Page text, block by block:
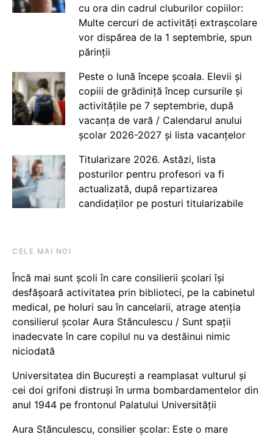
cu ora din cadrul cluburilor copiilor:
Multe cercuri de activități extrașcolare
vor dispărea de la 1 septembrie, spun
părinții
Peste o lună începe școala. Elevii și
copiii de grădiniță încep cursurile și
activitățile pe 7 septembrie, după
vacanța de vară / Calendarul anului
școlar 2026-2027 și lista vacanțelor
Titularizare 2026. Astăzi, lista
posturilor pentru profesori va fi
actualizată, după repartizarea
candidaților pe posturi titularizabile
CELE MAI NOI
Încă mai sunt școli în care consilierii școlari își
desfășoară activitatea prin biblioteci, pe la cabinetul
medical, pe holuri sau în cancelarii, atrage atenția
consilierul școlar Aura Stănculescu / Sunt spații
inadecvate în care copilul nu va destăinui nimic
niciodată
Universitatea din București a reamplasat vulturul și
cei doi grifoni distruși în urma bombardamentelor din
anul 1944 pe frontonul Palatului Universității
Aura Stănculescu, consilier școlar: Este o mare